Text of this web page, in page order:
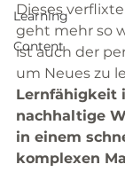
Learning
Content
Dieses
geht mehr so
ist auch der
um Neues zu
Lernfähigkeit
nachhaltige
in einem
komplexen